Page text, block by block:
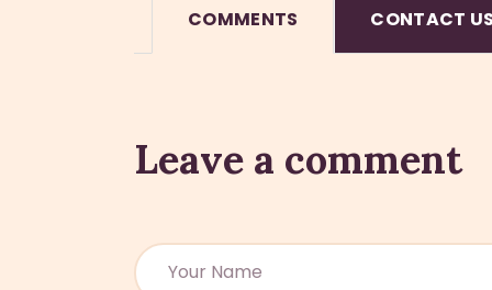
COMMENTS CONTACT
Leave a comment